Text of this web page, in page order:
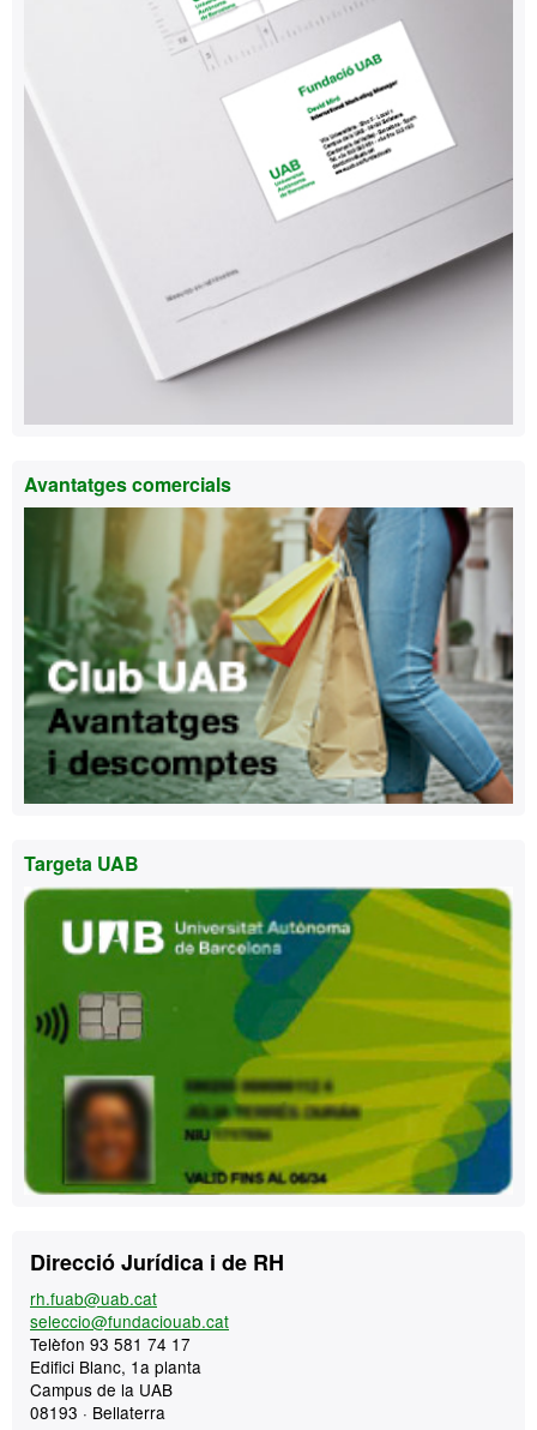
Avantatges comercials
Targeta UAB
Contacte
Direcció Jurídica i de RH
rh.fuab@uab.cat
seleccio@fundaciouab.cat
Telèfon 93 581 74 17
Edifici Blanc, 1a planta
Campus de la UAB
08193 · Bellaterra